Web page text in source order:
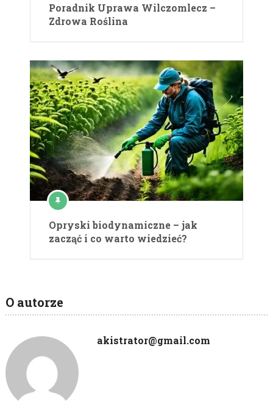
Poradnik Uprawa Wilczomlecz –
Zdrowa Roślina
Opryski biodynamiczne – jak
zacząć i co warto wiedzieć?
O autorze
akistrator@gmail.com